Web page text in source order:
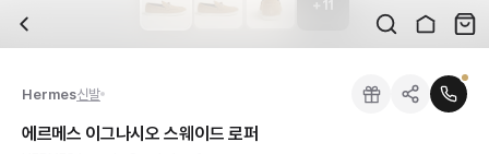
배송은 얼마나 걸리나요?
전문 스태프가 실물 상품을 직접 확인한 후 검수 사진을 제공합니다. 가죽 재질,
교환이나 반품이 가능한가요?
수령 후 7일 이내 신청하시면 상품 하자, 사이즈 불일치, 고객 변심 모두 교환·반
브랜드:
색상:브라운
가격:202,000원
Hermes
에르메스 이그나시오 스웨이드 로퍼
Hermes신발
에르메스 이그나시오 스웨이드 로퍼